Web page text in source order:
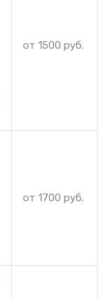
от 1500 руб.
от 1700 руб.